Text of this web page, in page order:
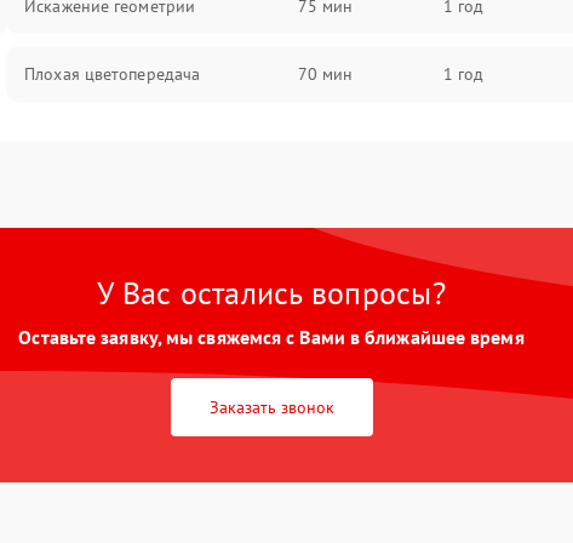
Искажение геометрии 75 мин 1 год
Плохая цветопередача 70 мин 1 год
У Вас остались вопросы?
Оставьте заявку, мы свяжемся с Вами в ближайшее время
Заказать звонок